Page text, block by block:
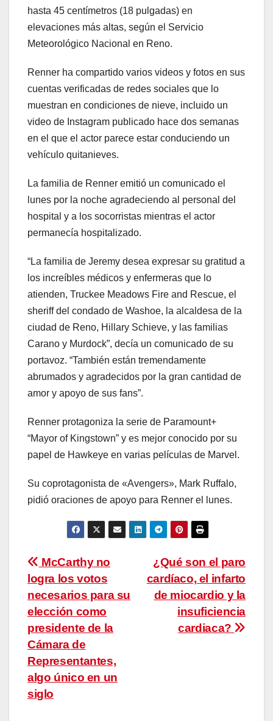
hasta 45 centímetros (18 pulgadas) en
elevaciones más altas, según el Servicio
Meteorológico Nacional en Reno.
Renner ha compartido varios videos y fotos en sus
cuentas verificadas de redes sociales que lo
muestran en condiciones de nieve, incluido un
video de Instagram publicado hace dos semanas
en el que el actor parece estar conduciendo un
vehículo quitanieves.
La familia de Renner emitió un comunicado el
lunes por la noche agradeciendo al personal del
hospital y a los socorristas mientras el actor
permanecía hospitalizado.
“La familia de Jeremy desea expresar su gratitud a
los increíbles médicos y enfermeras que lo
atienden, Truckee Meadows Fire and Rescue, el
sheriff del condado de Washoe, la alcaldesa de la
ciudad de Reno, Hillary Schieve, y las familias
Carano y Murdock”, decía un comunicado de su
portavoz. “También están tremendamente
abrumados y agradecidos por la gran cantidad de
amor y apoyo de sus fans”.
Renner protagoniza la serie de Paramount+
“Mayor of Kingstown” y es mejor conocido por su
papel de Hawkeye en varias películas de Marvel.
Su coprotagonista de «Avengers», Mark Ruffalo,
pidió oraciones de apoyo para Renner el lunes.
Navegación
de
entradas
¿Qué son el paro
cardíaco, el infarto
de miocardio y la
insuficiencia
cardiaca?
McCarthy no
logra los votos
necesarios para su
elección como
presidente de la
Cámara de
Representantes,
algo único en un
siglo